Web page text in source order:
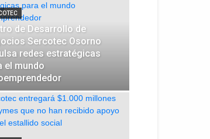
de Desarrollo de
Sercotec Osorno
redes estratégicas
el mundo